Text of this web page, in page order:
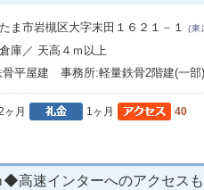
ま市岩槻区大字末田１６２１－１ (東
庫／ 天高４ｍ以上
骨平屋建 事務所:軽量鉄骨2階建(一部)
ヶ月 1ヶ月 40
速インターへのアクセスも